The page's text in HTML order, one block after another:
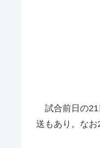
試合前日の21
送もあり。なお